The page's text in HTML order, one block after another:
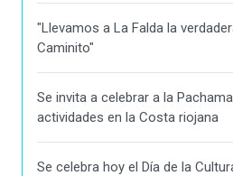
"Llevamos a La Falda la
Caminito"
Se invita a celebrar a la
actividades en la Costa riojana
Se celebra hoy el Día de la